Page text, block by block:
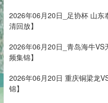
2026年06月20日_足协杯 山东
清回放】
2026年06月20日_青岛海牛
频集锦】
2026年06月20日 重庆铜梁龙
锦】